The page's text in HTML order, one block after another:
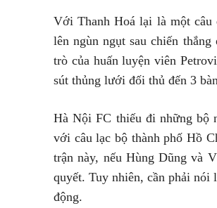
Với Thanh Hoá lại là một câu
lên ngùn ngụt sau chiến
trò của huấn luyện viên
sút thủng lưới đối thủ đến 3
Hà Nội FC thiếu đi những bộ
với câu lạc bộ thành phố Hồ
trận này, nếu Hùng Dũng và
quyết. Tuy nhiên, cần phải nói
động.